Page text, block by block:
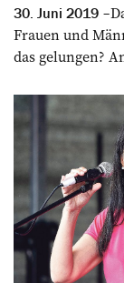
30. Juni 2019
Frauen und
das gelungen?